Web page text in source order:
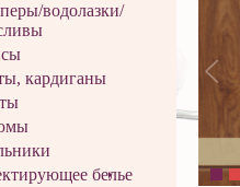
водолазки/
кардиганы
белье